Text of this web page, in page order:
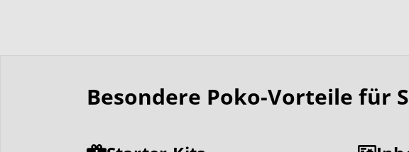
Besondere Poko-Vorteile für